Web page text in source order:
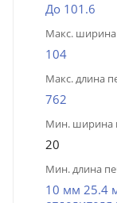
До 101.6
Макс.
104
Макс. длина
762
Мин. ширина
20
Мин. длина
10 мм 25.4